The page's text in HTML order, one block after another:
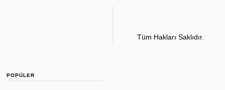
Tüm Hakları Saklıdır.
POPÜLER